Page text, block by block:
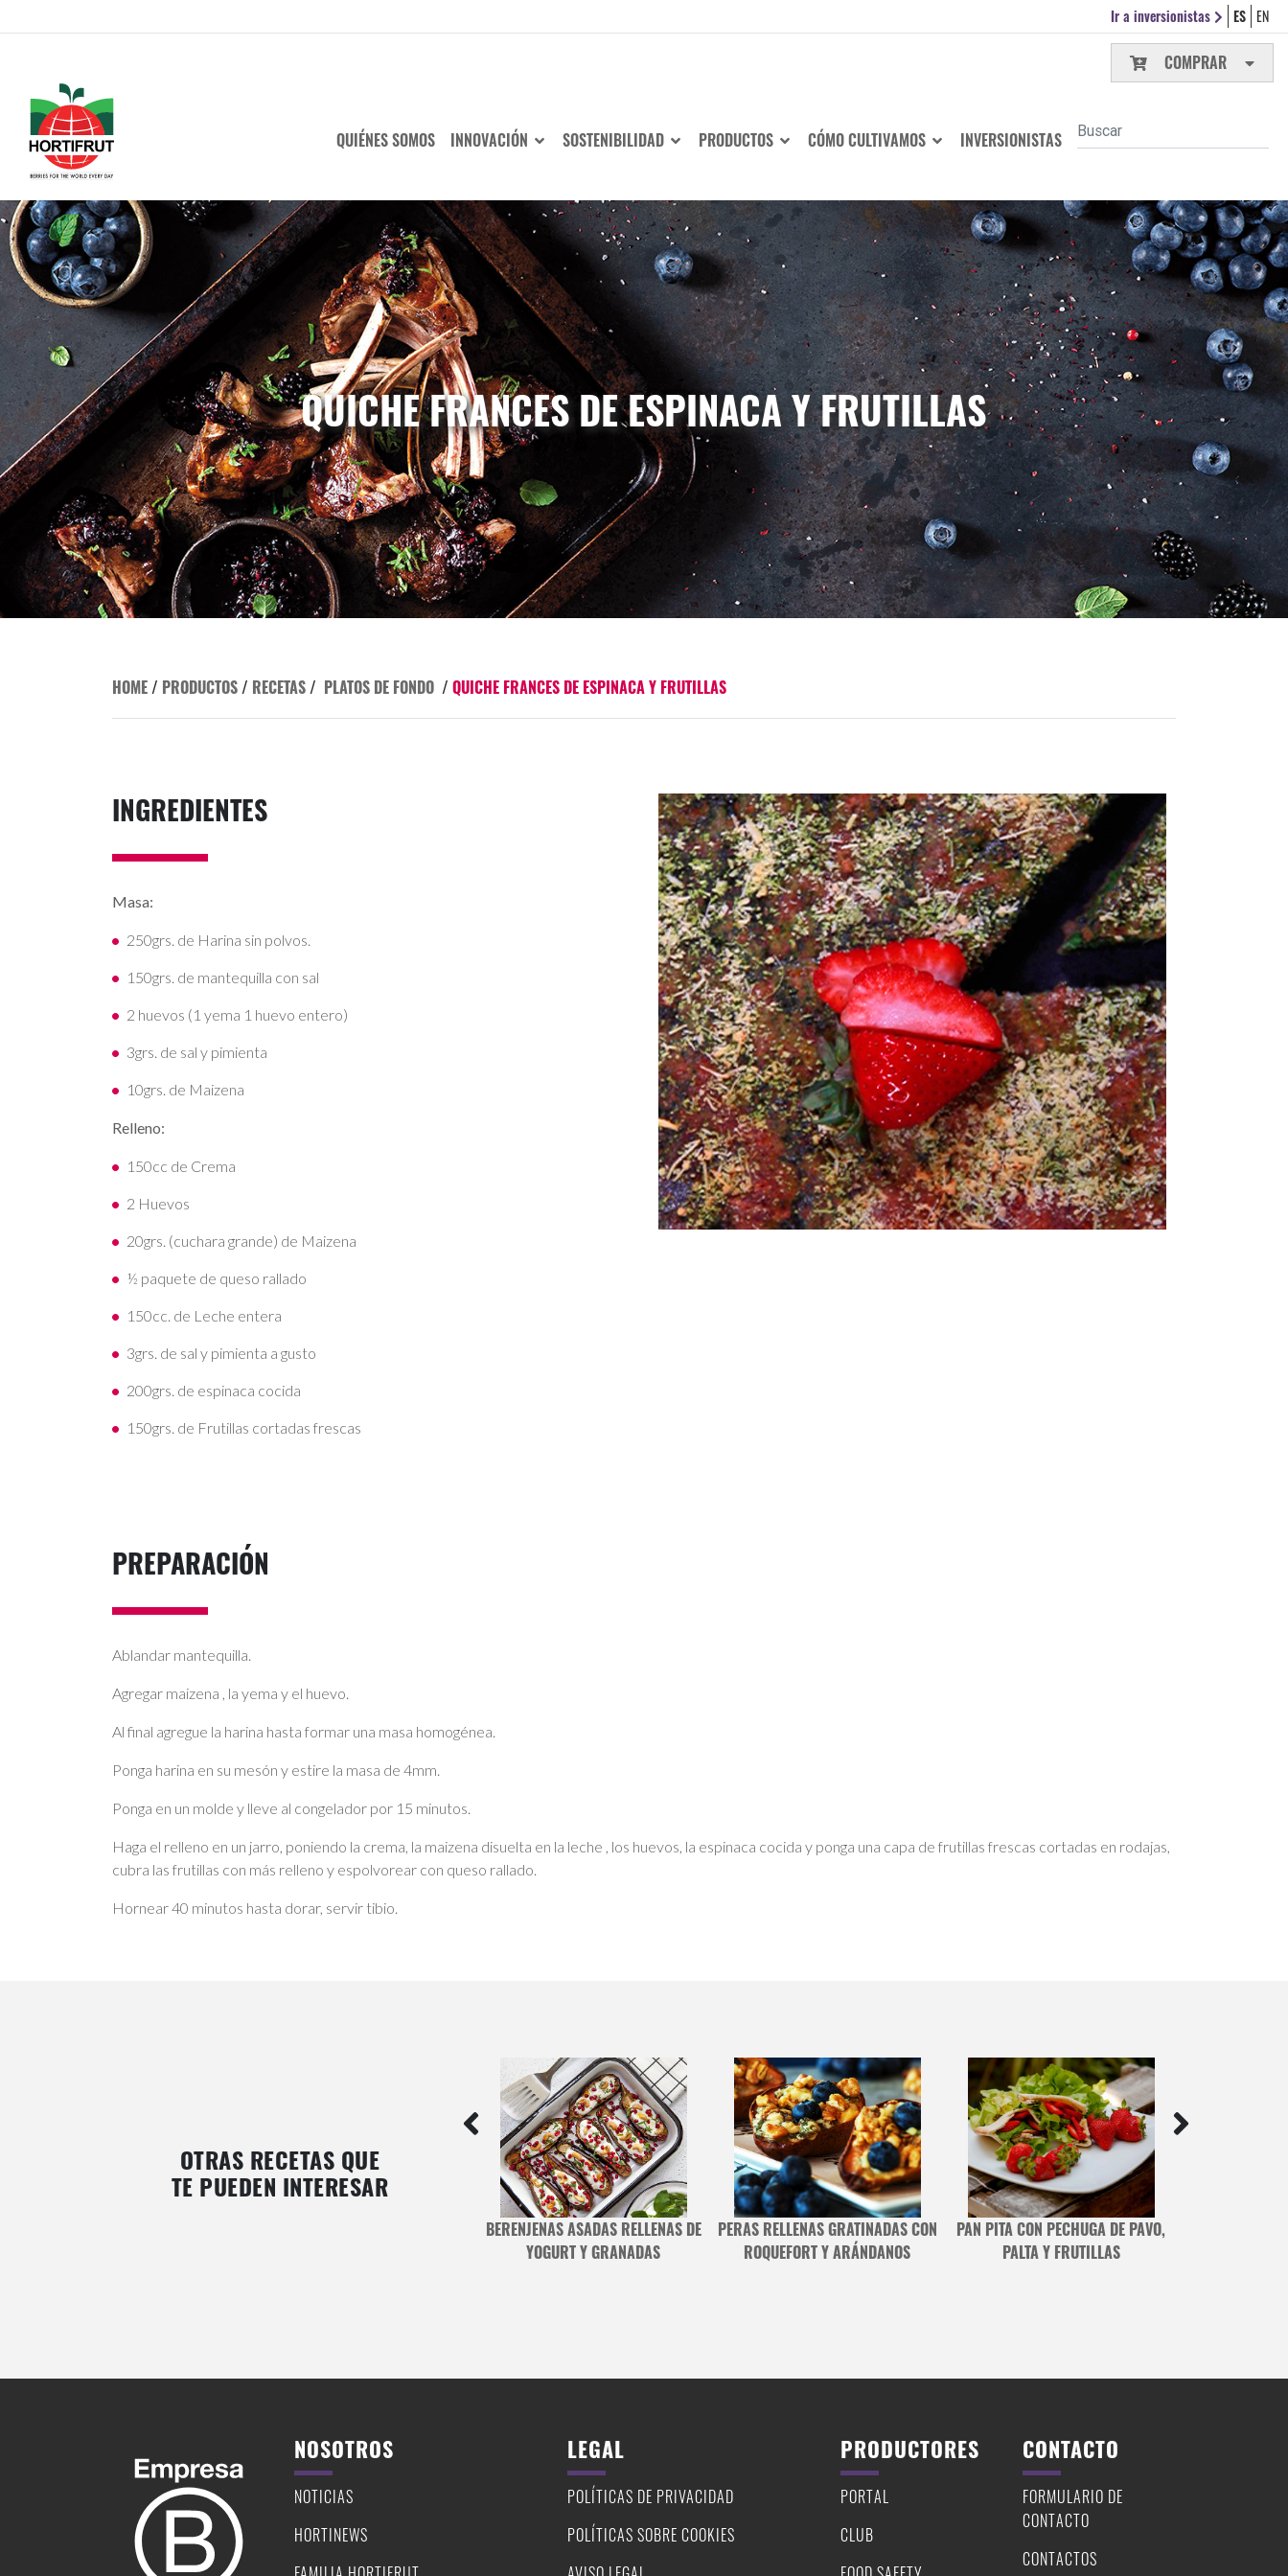
Ir a inversionistas ES EN
COMPRAR
QUIÉNES SOMOS INNOVACIÓN SOSTENIBILIDAD PRODUCTOS CÓMO CULTIVAMOS INVERSIONISTAS
QUICHE FRANCES DE ESPINACA Y FRUTILLAS
HOME/ PRODUCTOS/ RECETAS/ PLATOS DE FONDO / QUICHE FRANCES DE ESPINACA Y FRUTILLAS
INGREDIENTES
Masa:
250grs. de Harina sin polvos.
150grs. de mantequilla con sal
2 huevos (1 yema 1 huevo entero)
3grs. de sal y pimienta
10grs. de Maizena
Relleno:
150cc de Crema
2 Huevos
20grs. (cuchara grande) de Maizena
½ paquete de queso rallado
150cc. de Leche entera
3grs. de sal y pimienta a gusto
200grs. de espinaca cocida
150grs. de Frutillas cortadas frescas
PREPARACIÓN
Ablandar mantequilla.
Agregar maizena , la yema y el huevo.
Al final agregue la harina hasta formar una masa homogénea.
Ponga harina en su mesón y estire la masa de 4mm.
Ponga en un molde y lleve al congelador por 15 minutos.
Haga el relleno en un jarro, poniendo la crema, la maizena disuelta en la leche , los huevos, la espinaca cocida y ponga una capa de frutillas frescas cortadas en rodajas,
cubra las frutillas con más relleno y espolvorear con queso rallado.
Hornear 40 minutos hasta dorar, servir tibio.
OTRAS RECETAS QUE
TE PUEDEN INTERESAR
BERENJENAS ASADAS RELLENAS DE
YOGURT Y GRANADAS
PERAS RELLENAS GRATINADAS CON
ROQUEFORT Y ARÁNDANOS
PAN PITA CON PECHUGA DE PAVO,
PALTA Y FRUTILLAS
NOSOTROS
NOTICIAS
HORTINEWS
LEGAL
POLÍTICAS DE PRIVACIDAD
POLÍTICAS SOBRE COOKIES
PRODUCTORES
PORTAL
CLUB
CONTACTO
FORMULARIO DE
CONTACTO
CONTACTOS